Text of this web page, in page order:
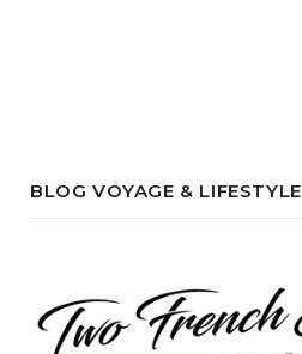
BLOG VOYAGE & LIFESTYLE